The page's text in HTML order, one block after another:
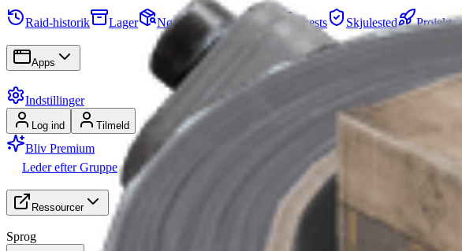
Raid-historik Lager Nødvendige Genstande Quests Skjulested Projekter
Apps
Indstillinger
Log ind Tilmeld
Bliv Premium
Leder efter Gruppe
Ressourcer
Sprog